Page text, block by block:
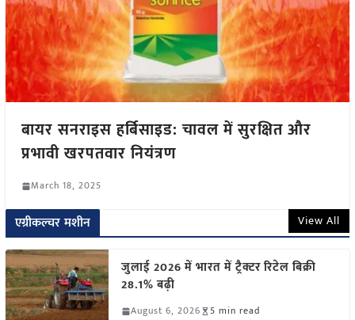
बायर सनराइस हर्बिसाइड: चावल में सुरक्षित और
प्रभावी खरपतवार नियंत्रण
March 18, 2025
एग्रीकल्चर मशीन View All
जुलाई 2026 में भारत में ट्रैक्टर रिटेल बिक्री
28.1% बढ़ी
August 6, 2026 5 min read